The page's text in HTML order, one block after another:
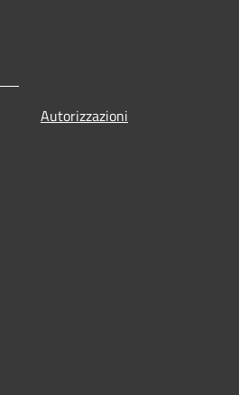
Autorizzazioni